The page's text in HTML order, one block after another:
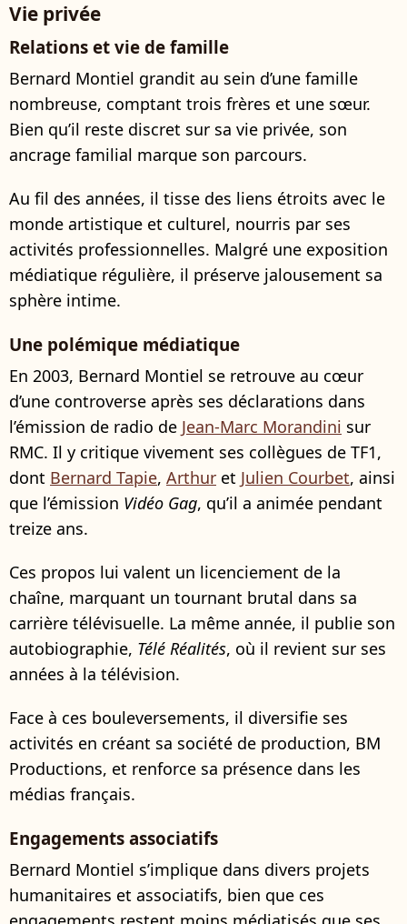
Vie privée
Relations et vie de famille
Bernard Montiel grandit au sein d’une famille
nombreuse, comptant trois frères et une sœur.
Bien qu’il reste discret sur sa vie privée, son
ancrage familial marque son parcours.
Au fil des années, il tisse des liens étroits avec le
monde artistique et culturel, nourris par ses
activités professionnelles. Malgré une exposition
médiatique régulière, il préserve jalousement sa
sphère intime.
Une polémique médiatique
En 2003, Bernard Montiel se retrouve au cœur
d’une controverse après ses déclarations dans
l’émission de radio de Jean-Marc Morandini sur
RMC. Il y critique vivement ses collègues de TF1,
dont Bernard Tapie, Arthur et Julien Courbet, ainsi
que l’émission Vidéo Gag, qu’il a animée pendant
treize ans.
Ces propos lui valent un licenciement de la
chaîne, marquant un tournant brutal dans sa
carrière télévisuelle. La même année, il publie son
autobiographie, Télé Réalités, où il revient sur ses
années à la télévision.
Face à ces bouleversements, il diversifie ses
activités en créant sa société de production, BM
Productions, et renforce sa présence dans les
médias français.
Engagements associatifs
Bernard Montiel s’implique dans divers projets
humanitaires et associatifs, bien que ces